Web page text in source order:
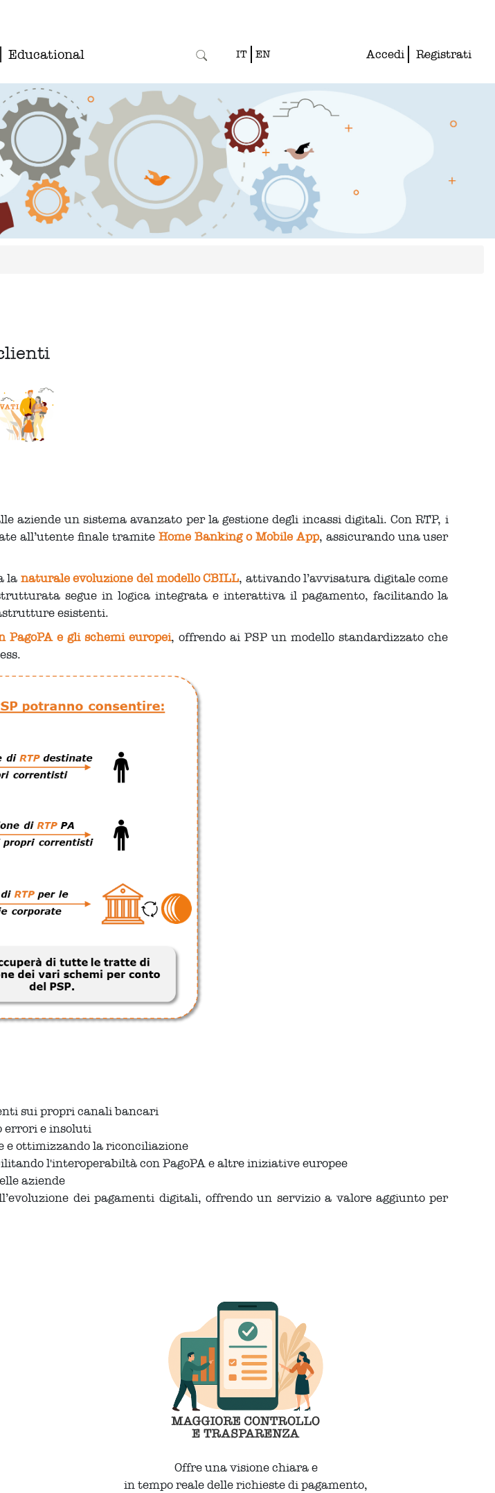
Educational IT EN Accedi Registrati
aziende un sistema avanzato per la gestione degli incassi digitali. Con RTP, i
all’utente finale tramite Home Banking o Mobile App, assicurando una user
la naturale evoluzione del modello CBILL, attivando l’avvisatura digitale come
segue in logica integrata e interattiva il pagamento, facilitando la
esistenti.
PagoPA e gli schemi europei, offrendo ai PSP un modello standardizzato che
sui propri canali bancari
errori e insoluti
e ottimizzando la riconciliazione
l'interoperabiltà con PagoPA e altre iniziative europee
aziende
dei pagamenti digitali, offrendo un servizio a valore aggiunto per
Offre una visione chiara e
in tempo reale delle richieste di pagamento,